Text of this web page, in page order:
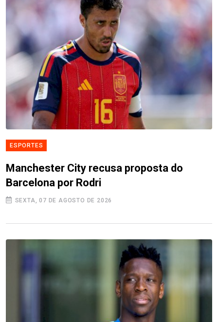
ESPORTES
Manchester City recusa proposta do
Barcelona por Rodri
SEXTA, 07 DE AGOSTO DE 2026